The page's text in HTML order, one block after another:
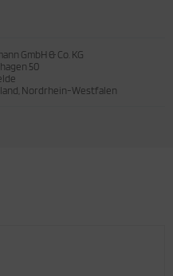
GmbH & Co. KG
50
Nordrhein-Westfalen